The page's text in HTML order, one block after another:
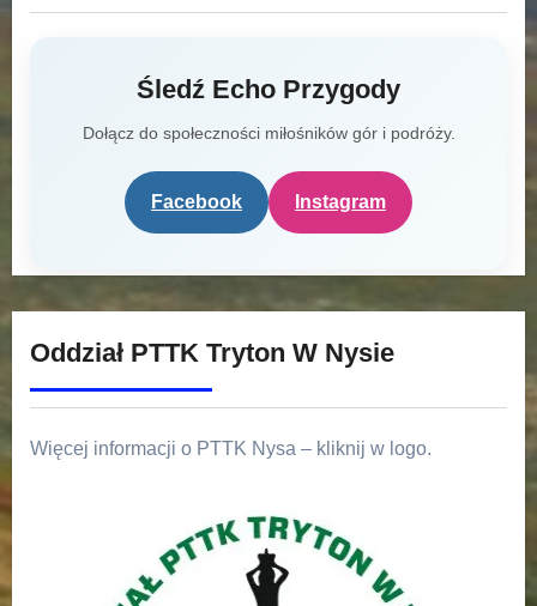
Śledź Echo Przygody
Dołącz do społeczności miłośników gór i podróży.
Facebook Instagram
Oddział PTTK Tryton W Nysie
Więcej informacji o PTTK Nysa – kliknij w logo.